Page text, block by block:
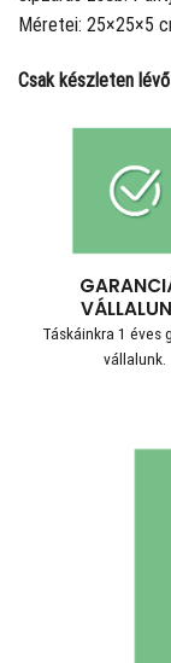
Méretei: 25×25×5
Csak készleten
Táskáinkra 1 éves
vállalunk.